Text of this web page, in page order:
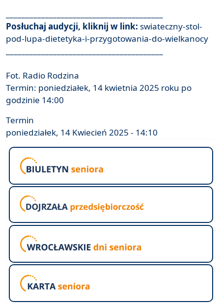
Posłuchaj audycji, kliknij w link: swiateczny-stol-
pod-lupa-dietetyka-i-przygotowania-do-wielkanocy
Fot. Radio Rodzina
Termin: poniedziałek, 14 kwietnia 2025 roku po
godzinie 14:00
Termin
poniedziałek, 14 Kwiecień 2025 - 14:10